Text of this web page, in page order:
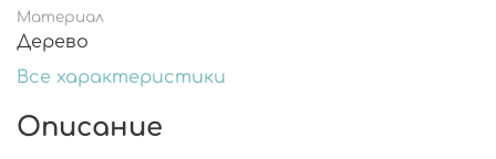
Материал
Дерево
Все характеристики
Описание